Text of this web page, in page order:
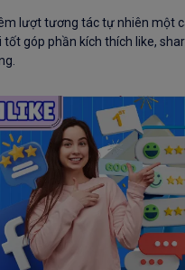
lượt tương tác tự nhiên một
tốt góp phần kích thích like,